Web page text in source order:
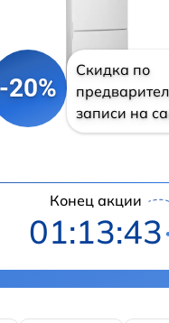
-20%
Скидка по
записи на
Конец акции
01:13:42